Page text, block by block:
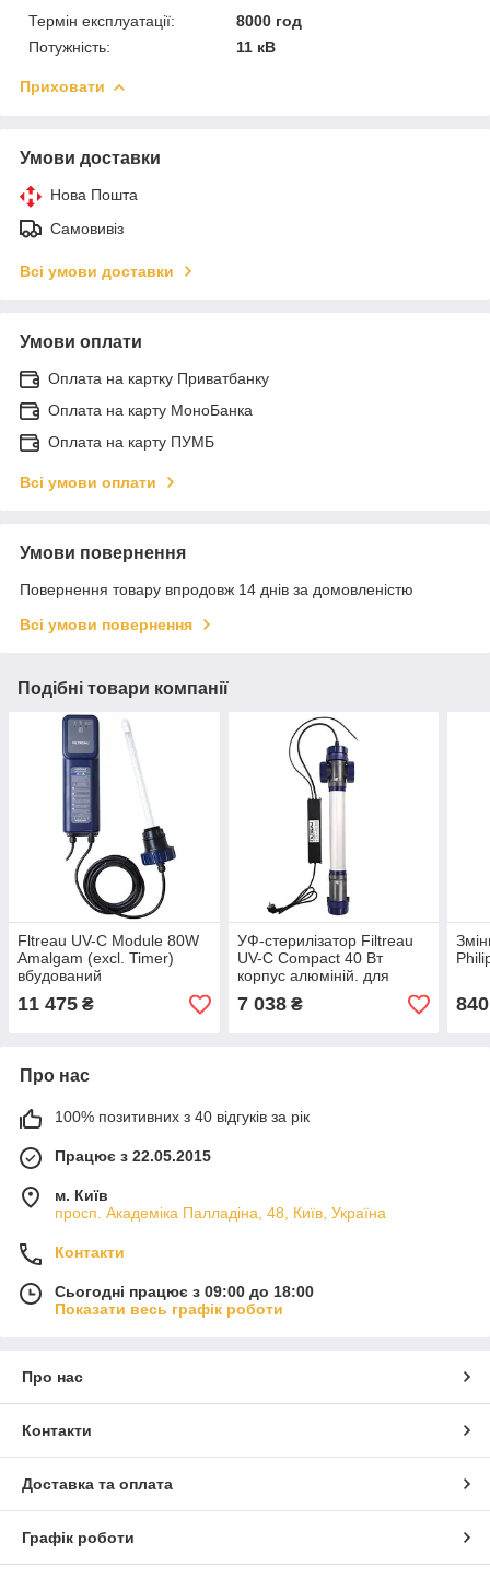
Термін експлуатації:
8000 год
Потужність:
11 кВ
Приховати
Умови доставки
Нова Пошта
Самовивіз
Всі умови доставки
Умови оплати
Оплата на картку Приватбанку
Оплата на карту МоноБанка
Оплата на карту ПУМБ
Всі умови оплати
Умови повернення
Повернення товару впродовж 14 днів за домовленістю
Всі умови повернення
Подібні товари компанії
Fltreau UV-C Module 80W
Amalgam (excl. Timer)
вбудований
ультрафіолетовий
стерилізатор для ставка,
11 475 ₴
УФ-стерилізатор Filtreau
UV-С Compact 40 Вт
корпус алюміній. для
ставка, водойми, узв,
ставка, озера
7 038₴ 840
Про нас
100% позитивних з 40 відгуків за рік
Працює з 22.05.2015
м. Київ
просп. Академіка Палладіна, 48, Київ, Україна
Контакти
Сьогодні працює з 09:00 до 18:00
Показати весь графік роботи
Про нас
Контакти
Доставка та оплата
Графік роботи